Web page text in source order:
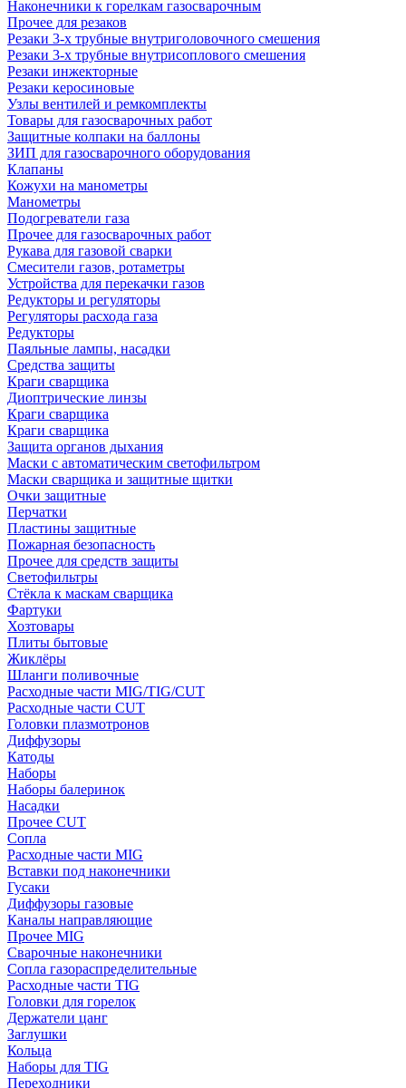
Наконечники к горелкам газосварочным
Прочее для резаков
Резаки 3-х трубные внутриголовочного смешения
Резаки 3-х трубные внутрисоплового смешения
Резаки инжекторные
Резаки керосиновые
Узлы вентилей и ремкомплекты
Товары для газосварочных работ
Защитные колпаки на баллоны
ЗИП для газосварочного оборудования
Клапаны
Кожухи на манометры
Манометры
Подогреватели газа
Прочее для газосварочных работ
Рукава для газовой сварки
Смесители газов, ротаметры
Устройства для перекачки газов
Редукторы и регуляторы
Регуляторы расхода газа
Редукторы
Паяльные лампы, насадки
Средства защиты
Краги сварщика
Диоптрические линзы
Краги сварщика
Краги сварщика
Защита органов дыхания
Маски с автоматическим светофильтром
Маски сварщика и защитные щитки
Очки защитные
Перчатки
Пластины защитные
Пожарная безопасность
Прочее для средств защиты
Светофильтры
Стёкла к маскам сварщика
Фартуки
Хозтовары
Плиты бытовые
Жиклёры
Шланги поливочные
Расходные части MIG/TIG/CUT
Расходные части CUT
Головки плазмотронов
Диффузоры
Катоды
Наборы
Наборы балеринок
Насадки
Прочее CUT
Сопла
Расходные части MIG
Вставки под наконечники
Гусаки
Диффузоры газовые
Каналы направляющие
Прочее MIG
Сварочные наконечники
Сопла газораспределительные
Расходные части TIG
Головки для горелок
Держатели цанг
Заглушки
Кольца
Наборы для TIG
Переходники